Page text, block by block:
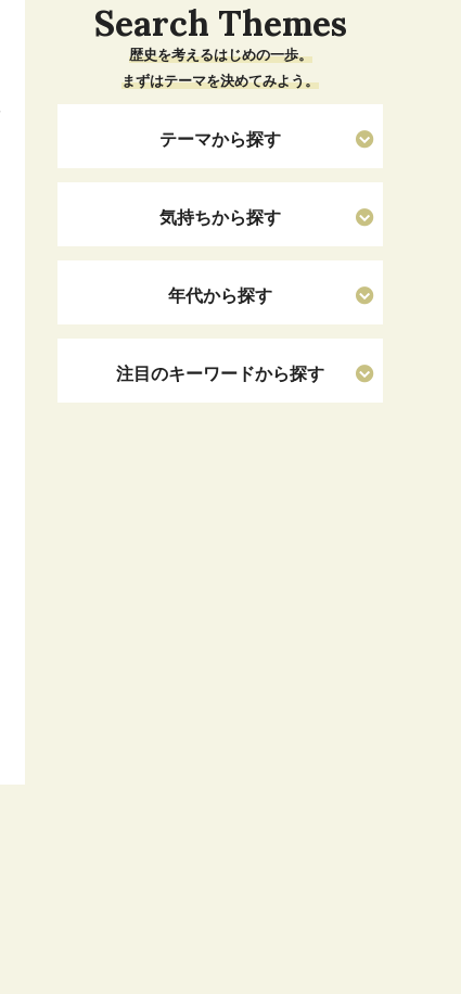
Search Themes
歴史を考えるはじめの一歩。
まずはテーマを決めてみよう。
テーマから探す
気持ちから探す
年代から探す
注目のキーワードから探す